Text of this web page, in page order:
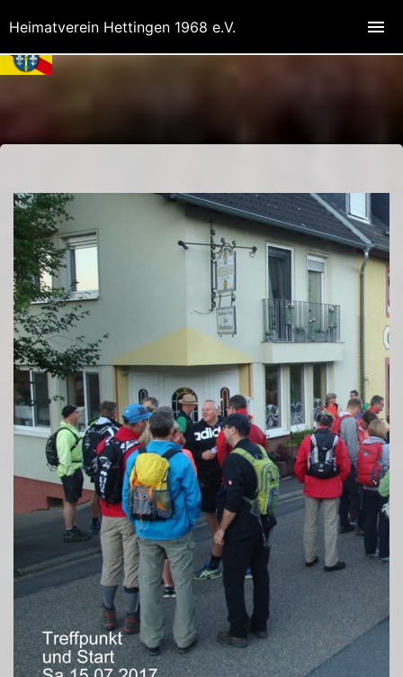
Heimatverein Hettingen 1968 e.V.